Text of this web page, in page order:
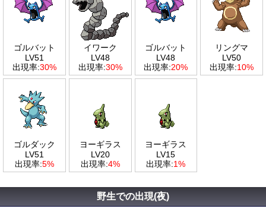
ゴルバット
LV51
出現率:30%
イワーク
LV48
出現率:30%
ゴルバット
LV48
出現率:20%
リングマ
LV50
出現率:10%
ゴルダック
LV51
出現率:5%
ヨーギラス
LV20
出現率:4%
ヨーギラス
LV15
出現率:1%
野生での出現(夜)